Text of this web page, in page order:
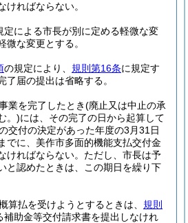
ければならない。
定による市長が別に定める軽微な変
微な変更とする。
の規定により、 規則第16条に規定す
了届の提出は省略する。
業を完了したとき(廃止又は中止の承
。)には、その完了の日から起算して
交付の決定があった年度の3月31日
でに、美作市多面的機能支払交付金
ければならない。 ただし、市長は予
と認めたときは、この期日を繰り下
算払を受けようとするときは、 規則
補助金等交付請求書を提出しなけれ